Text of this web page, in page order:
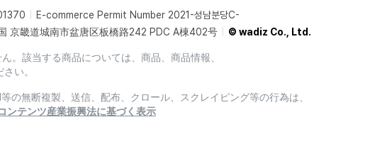
E-commerce Permit Number 2021-성남분당C-
京畿道城南市盆唐区板橋路242 PDC A棟402号 © wadiz Co., Ltd.
。該当する商品については、商品、商品情報、
い。
無断複製、送信、配布、クロール、スクレイピング等の行為は、
ンテンツ産業振興法に基づく表示